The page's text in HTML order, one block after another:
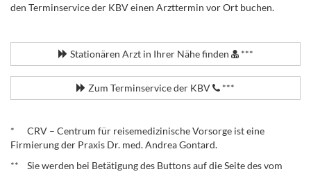
den Terminservice der KBV einen Arzttermin vor Ort buchen.
Stationären Arzt in Ihrer Nähe finden ***
Zum Terminservice der KBV ***
* CRV – Centrum für reisemedizinische Vorsorge ist eine
Firmierung der Praxis Dr. med. Andrea Gontard.
** Sie werden bei Betätigung des Buttons auf die Seite des vom